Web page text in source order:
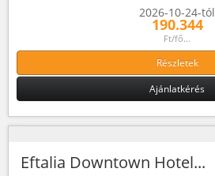
2026-10-24-tól
190.344
Ft/fő...
Részletek
Ajánlatkérés
Eftalia Downtown Hotel...